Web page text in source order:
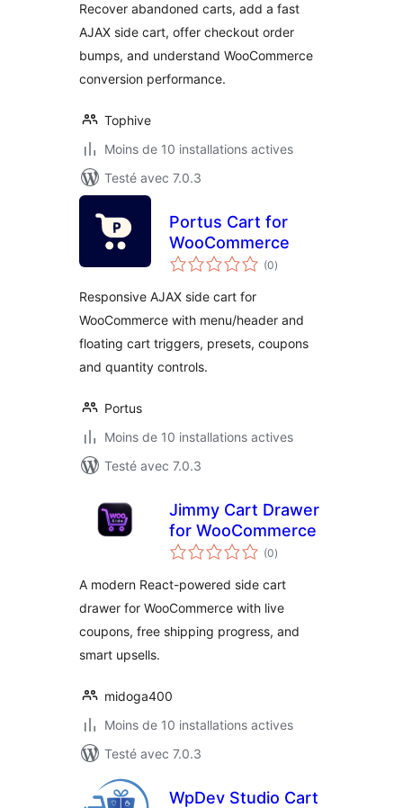
WooCommerce
Recover abandoned carts, add a fast
AJAX side cart, offer checkout order
bumps, and understand WooCommerce
conversion performance.
Tophive
Moins de 10 installations actives
Testé avec 7.0.3
Portus Cart for
WooCommerce
(0notes
en
)
Responsive AJAX side cart for
WooCommerce with menu/header and
floating cart triggers, presets, coupons
and quantity controls.
Portus
Moins de 10 installations actives
Testé avec 7.0.3
Jimmy Cart Drawer
for WooCommerce
(0notes
en
)
A modern React-powered side cart
drawer for WooCommerce with live
coupons, free shipping progress, and
smart upsells.
midoga400
Moins de 10 installations actives
Testé avec 7.0.3
WpDev Studio Cart